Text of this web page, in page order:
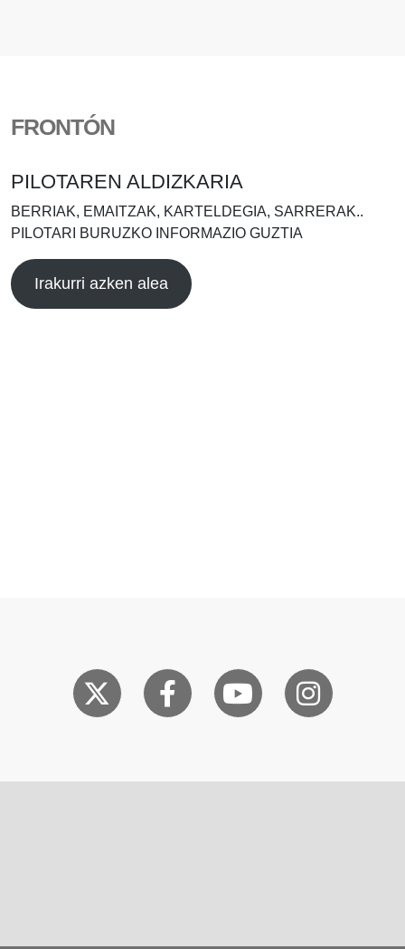
FRONTÓN
PILOTAREN ALDIZKARIA
BERRIAK, EMAITZAK, KARTELDEGIA, SARRERAK..
PILOTARI BURUZKO INFORMAZIO GUZTIA
Irakurri azken alea